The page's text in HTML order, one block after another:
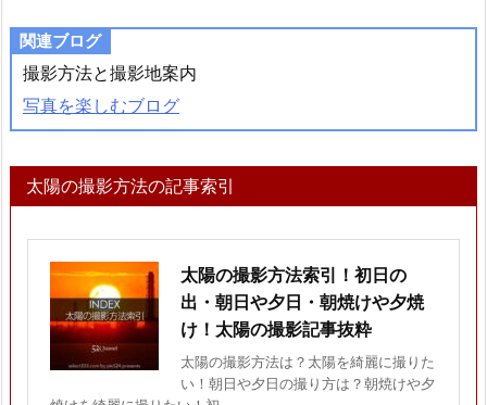
関連ブログ
撮影方法と撮影地案内
写真を楽しむブログ
太陽の撮影方法の記事索引
太陽の撮影方法索引！初日の
出・朝日や夕日・朝焼けや夕焼
け！太陽の撮影記事抜粋
太陽の撮影方法は？太陽を綺麗に撮りた
い！朝日や夕日の撮り方は？朝焼けや夕